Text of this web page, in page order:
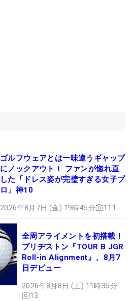
ゴルフウェアとは一味違うギャップ
にノックアウト！ ファンが惚れ直
した「ドレス姿が完璧すぎる女子プ
ロ」神10
2026年8月7日 (金) 19時45分 111
全周アライメントを初搭載！
ブリヂストン『TOUR B JGR
Roll-in Alignment』、8月7
日デビュー
2026年8月8日 (土) 11時35分
13